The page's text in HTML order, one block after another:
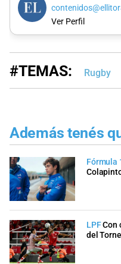
Ver Perfil
#TEMAS: Rugby
Además tenés
Fórmula
LPFCon
del